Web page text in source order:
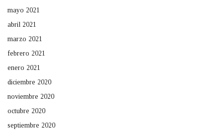
mayo 2021
abril 2021
marzo 2021
febrero 2021
enero 2021
diciembre 2020
noviembre 2020
octubre 2020
septiembre 2020